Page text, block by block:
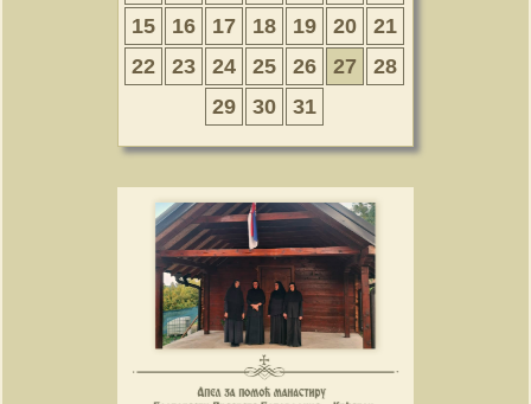
15
16 17 18 19 20
21
22
23 24 25 26 27
28
29
30 31